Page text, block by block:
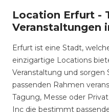
Location Erfurt -
Veranstaltungen
Erfurt ist eine Stadt,
einzigartige Locations
Veranstaltung und sorgen
passenden Rahmen
Tagung, Messe oder
Inc die bestimmt